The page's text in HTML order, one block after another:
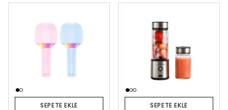
SEPETE EKLE SEPETE EKLE